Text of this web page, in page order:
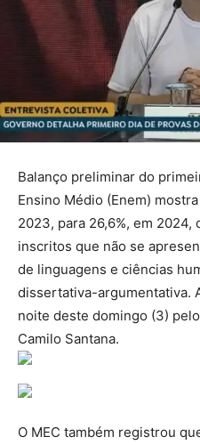
Balanço preliminar do
Ensino Médio (Enem)
2023, para 26,6%, em
inscritos que não se
de linguagens e ciências
dissertativa-argumentativa.
noite deste domingo (3)
Camilo Santana.
O MEC também registrou